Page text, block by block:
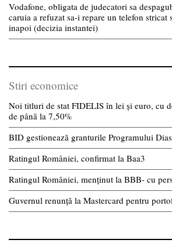
Vodafone, obligata de judecatori sa
caruia a refuzat sa-i repare un telefon stricat
inapoi (decizia instantei)
Stiri economice
Noi titluri de stat FIDELIS în lei și euro, cu
de pânã la 7,50%
BID gestionează granturile Programului
Ratingul României, confirmat la Baa3
Ratingul României, menținut la BBB- cu
Guvernul renunță la Mastercard pentru